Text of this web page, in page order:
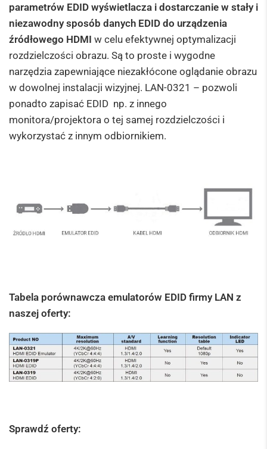
parametrów EDID wyświetlacza i dostarczanie w stały i
niezawodny sposób danych EDID do urządzenia
źródłowego HDMI w celu efektywnej optymalizacji
rozdzielczości obrazu. Są to proste i wygodne
narzędzia zapewniające niezakłócone oglądanie obrazu
w dowolnej instalacji wizyjnej. LAN-0321 – pozwoli
ponadto zapisać EDID np. z innego
monitora/projektora o tej samej rozdzielczości i
wykorzystać z innym odbiornikiem.
Tabela porównawcza emulatorów EDID firmy LAN z
naszej oferty:
Sprawdź oferty: